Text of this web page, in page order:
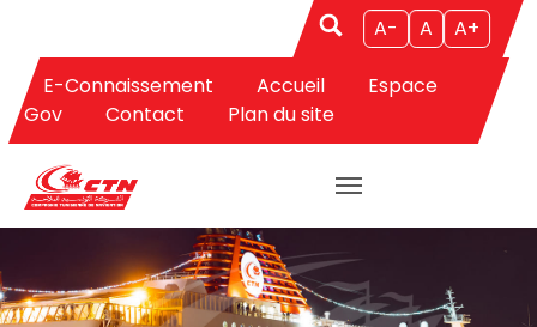
Aller au contenu principal
A- A A+
E-Connaissement Accueil
Espace
Gov
Contact Plan du site